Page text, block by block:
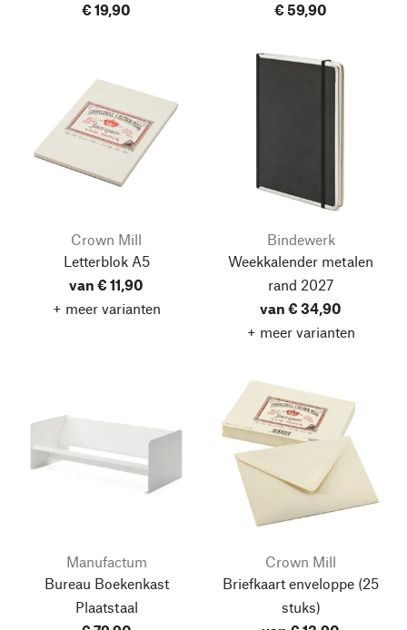
€ 19,90
€ 59,90
Crown Mill
Letterblok A5
van € 11,90
+ meer varianten
Bindewerk
Weekkalender metalen
rand 2027
van € 34,90
+ meer varianten
Manufactum
Bureau Boekenkast
Plaatstaal
Crown Mill
Briefkaart enveloppe (25
stuks)